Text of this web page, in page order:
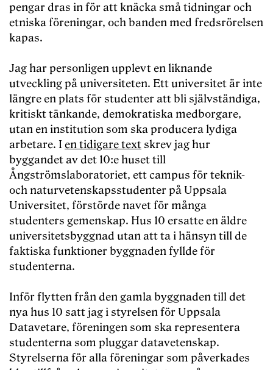
pengar dras in för att knäcka små tidningar och
etniska föreningar, och banden med fredsrörelsen
kapas.
Jag har personligen upplevt en liknande
utveckling på universiteten. Ett universitet är inte
längre en plats för studenter att bli självständiga,
kritiskt tänkande, demokratiska medborgare,
utan en institution som ska producera lydiga
arbetare. Ien tidigare textskrev jag hur
byggandet av det 10:e huset till
Ångströmslaboratoriet, ett campus för teknik-
och naturvetenskapsstudenter på Uppsala
Universitet, förstörde navet för många
studenters gemenskap. Hus 10 ersatte en äldre
universitetsbyggnad utan att ta i hänsyn till de
faktiska funktioner byggnaden fyllde för
studenterna.
Inför flytten från den gamla byggnaden till det
nya hus 10 satt jag i styrelsen för Uppsala
Datavetare, föreningen som ska representera
studenterna som pluggar datavetenskap.
Styrelserna för alla föreningar som påverkades